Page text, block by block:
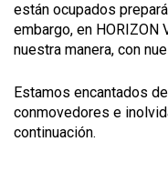
están ocupados
embargo, en HORIZON
nuestra manera, con
Estamos encantados
conmovedores e
continuación.